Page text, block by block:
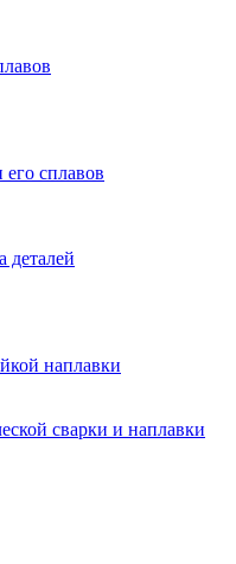
сплавов
деталей
наплавки
сварки и наплавки